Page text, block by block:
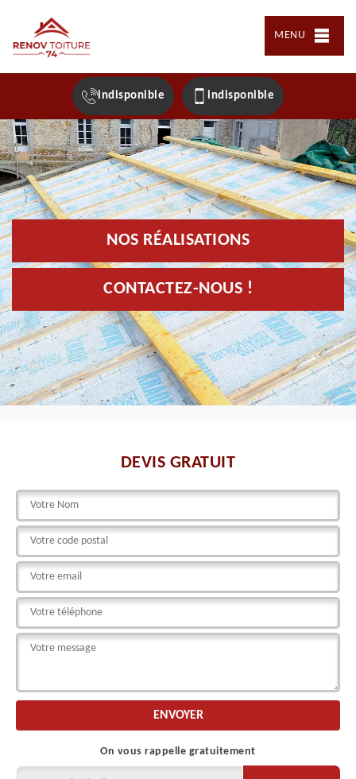
MENU
indisponible indisponible
NOS RÉALISATIONS
CONTACTEZ-NOUS !
DEVIS GRATUIT
On vous rappelle gratuitement